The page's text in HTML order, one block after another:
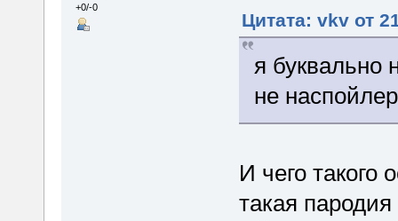
+0/-0
Цитата: vkv от
я буквально
не
И чего такого
такая